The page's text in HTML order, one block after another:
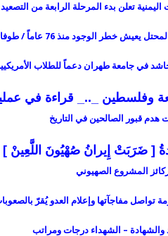
اليمنية تعلن بدء المرحلة الرابعة من
خطر الوجود منذ 76 عاماً / طوفان الأقصى مقدمة للتحرير والاستقلال
في جامعة طهران دعماً للطلاب
وفلسطين _.._ قراءة في
هدم قبور الصالحين في التاريخ
[ ضَرَبَتْ إِيرانُ صُهْيُونَ اللَّعِينْ ]
المشروع الصهيوني
تواصل مفاجآتها وإعلام العدو يُقرّ
والشهادة – الشهداء درجات ومراتب